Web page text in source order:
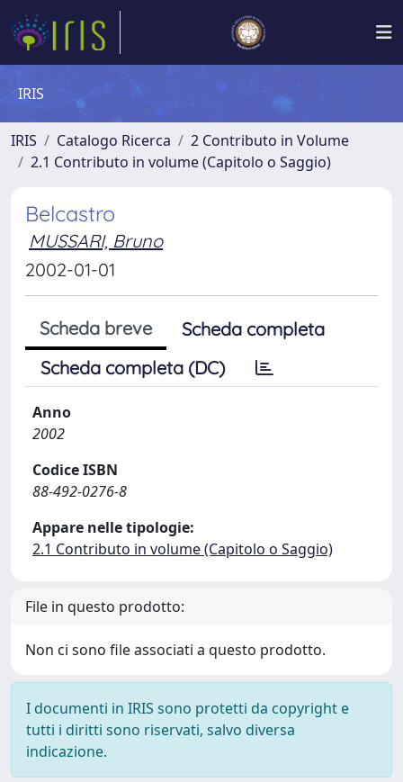
IRIS
IRIS Catalogo Ricerca
2 Contributo in Volume
2.1 Contributo in volume (Capitolo o Saggio)
Belcastro
MUSSARI, Bruno
2002-01-01
Scheda breve
Scheda completa
Scheda completa (DC)
Anno
2002
Codice ISBN
88-492-0276-8
Appare nelle tipologie:
2.1 Contributo in volume (Capitolo o Saggio)
File in questo prodotto:
Non ci sono file associati a questo prodotto.
I documenti in IRIS sono protetti da copyright e
tutti i diritti sono riservati, salvo diversa
indicazione.